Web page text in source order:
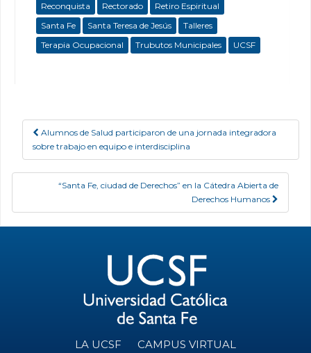
Reconquista
Rectorado
Retiro Espiritual
Santa Fe
Santa Teresa de Jesús
Talleres
Terapia Ocupacional
Trubutos Municipales UCSF
Post navigation
Alumnos de Salud participaron de una jornada integradora
sobre trabajo en equipo e interdisciplina
“Santa Fe, ciudad de Derechos” en la Cátedra Abierta de
Derechos Humanos
LA UCSF CAMPUS VIRTUAL